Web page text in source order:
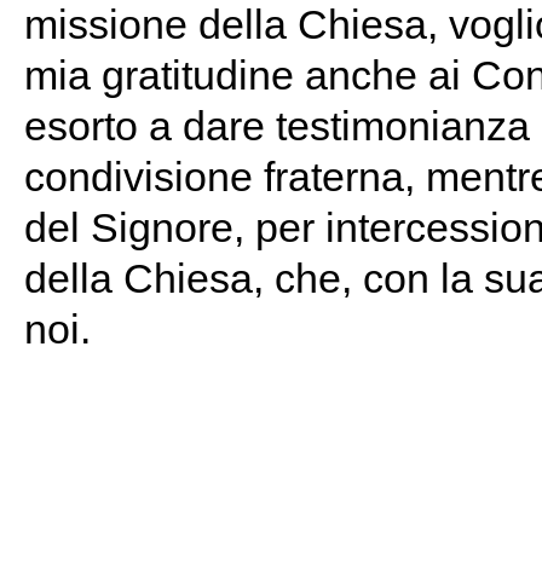
missione della Chiesa,
mia gratitudine anche ai
esorto a dare
condivisione fraterna,
del Signore, per
della Chiesa, che, con la
noi.